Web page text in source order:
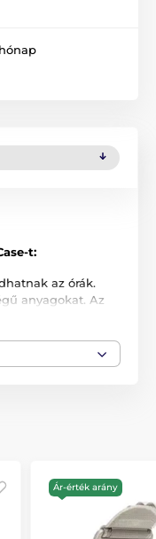
t:
az órák.
anyagokat. Az
védelemről szól -
nem csak
a
Biztos
órád
A tok
finoman és
Ár-érték arány